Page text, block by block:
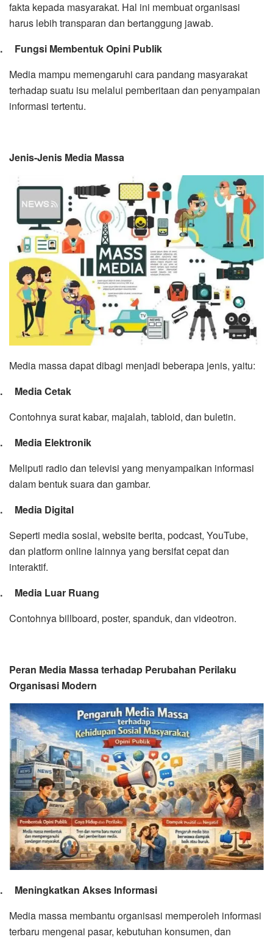
fakta kepada masyarakat. Hal ini membuat organisasi
harus lebih transparan dan bertanggung jawab.
Fungsi Membentuk Opini Publik
Media mampu memengaruhi cara pandang masyarakat
terhadap suatu isu melalui pemberitaan dan penyampaian
informasi tertentu.
Jenis-Jenis Media Massa
Media massa dapat dibagi menjadi beberapa jenis, yaitu:
Media Cetak
Contohnya surat kabar, majalah, tabloid, dan buletin.
Media Elektronik
Meliputi radio dan televisi yang menyampaikan informasi
dalam bentuk suara dan gambar.
Media Digital
Seperti media sosial, website berita, podcast, YouTube,
dan platform online lainnya yang bersifat cepat dan
interaktif.
Media Luar Ruang
Contohnya billboard, poster, spanduk, dan videotron.
Peran Media Massa terhadap Perubahan Perilaku
Organisasi Modern
Meningkatkan Akses Informasi
Media massa membantu organisasi memperoleh informasi
terbaru mengenai pasar, kebutuhan konsumen, dan